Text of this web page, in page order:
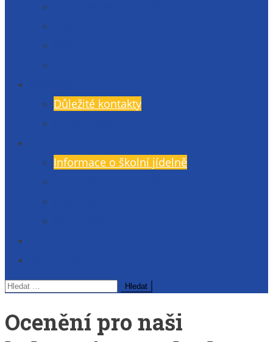
Důležité kontakty
Informace o školní jídelně
Vyhledávání
Ocenění pro naši